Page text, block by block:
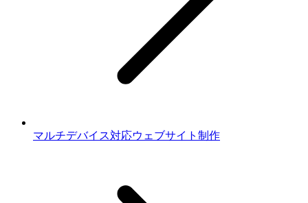
マルチデバイス対応ウェブサイト制作